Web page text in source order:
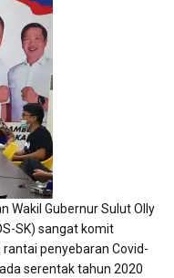
Wakil Gubernur Sulut Olly
SK) sangat komit
penyebaran Covid-
serentak tahun 2020